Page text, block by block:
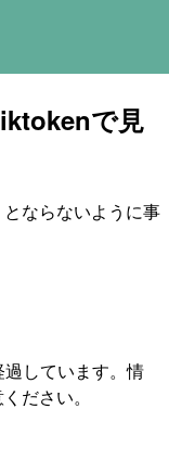
で見
ならないように事
しています。情
ださい。